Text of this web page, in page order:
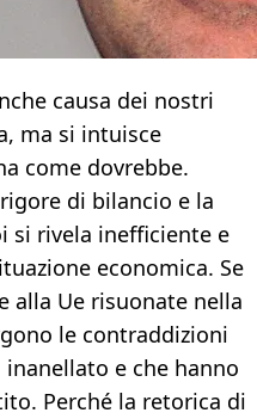
causa dei nostri
ma si intuisce
come dovrebbe.
di bilancio e la
si rivela inefficiente e
economica. Se
alla Ue risuonate nella
le contraddizioni
e che hanno
Perché la retorica di